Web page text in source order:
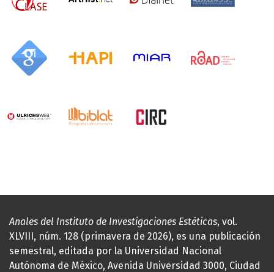
Anales del Instituto de Investigaciones Estéticas, vol.
XLVIII, núm. 128 (primavera de 2026), es una publicación
semestral, editada por la Universidad Nacional
Autónoma de México, Avenida Universidad 3000, Ciudad